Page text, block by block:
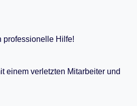
professionelle Hilfe!
einem verletzten Mitarbeiter und